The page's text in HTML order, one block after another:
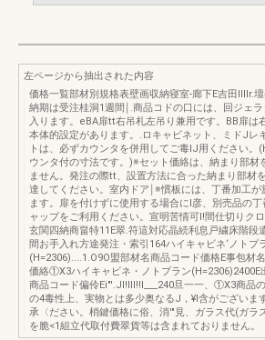
左ページから抽出された内容
価格一覧部材別規格表壁画収納寝室-廊下E吉田llllr.
納期は受注桂洞1週間￨.商品コドの口には、回ジェ
入ります。eBA扉tt右吊札左吊り兼用です。BB扉は
本体的設定があります。.ロキャビネット、ミドJレ
トは、必ずカウンタを併用してご毒IJ用ください。
ウンタ付の寸法です。)※セット価絡は、納まり部材
ません。発注の際tt、設置方法に合った納まり部材
達してください。室内ドア￨※慣板には、丁番加工が
ます。扉を付けずに使用する場合にl彦、別売品の丁
ャップをご利用ください。宣明苦情可I!間仕切りク
玄関四納商畠特11E翠.符這対応晶続利息戸繍床階段
間お手入れ方途発注・索引164ハイキャビネ‘ノトプ
(H=2306)....1.O9O盟部材名商品コード価格E事包材
価絡①X3ハイキャビネ・ノトプラン(H=2306)2400E
商品コード偏伶Ei"'.JI!III!!I___240旦一一、①X3商品
の4毒性上、実物とは多少奥なるJ，¥l含がございま
承〈ださい。梢鍵価格に俗、消'"見、ガラス代(ガラ
を脆<1組立代取付費翠貨等は含まれておりません。